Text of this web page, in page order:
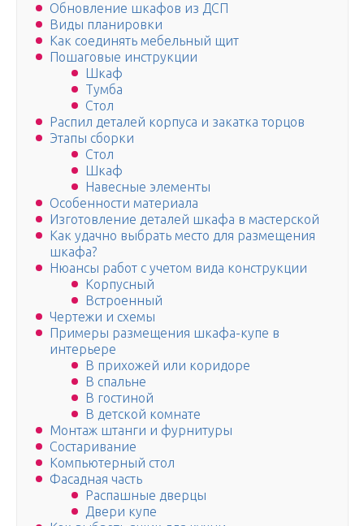
Обновление шкафов из ДСП
Виды планировки
Как соединять мебельный щит
Пошаговые инструкции
Шкаф
Тумба
Стол
Распил деталей корпуса и закатка торцов
Этапы сборки
Стол
Шкаф
Навесные элементы
Особенности материала
Изготовление деталей шкафа в мастерской
Как удачно выбрать место для размещения
шкафа?
Нюансы работ с учетом вида конструкции
Корпусный
Встроенный
Чертежи и схемы
Примеры размещения шкафа-купе в
интерьере
В прихожей или коридоре
В спальне
В гостиной
В детской комнате
Монтаж штанги и фурнитуры
Состаривание
Компьютерный стол
Фасадная часть
Распашные дверцы
Двери купе